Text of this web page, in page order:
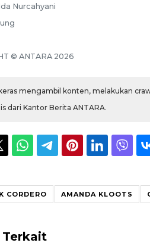
Nurcahyani
© ANTARA 2026
mengambil konten, melakukan
dari Kantor Berita ANTARA.
CORDERO AMANDA KLOOTS